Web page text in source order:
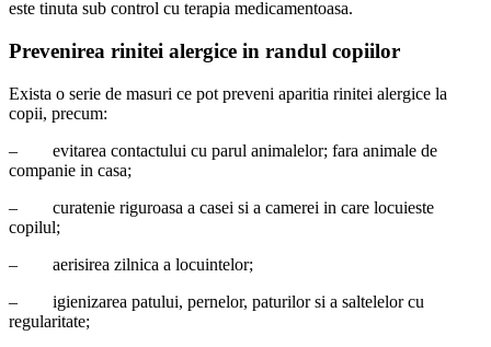
este tinuta sub control cu terapia medicamentoasa.
Prevenirea rinitei alergice in randul copiilor
Exista o serie de masuri ce pot preveni aparitia rinitei alergice la
copii, precum:
–
evitarea contactului cu parul animalelor; fara animale de
companie in casa;
–
curatenie riguroasa a casei si a camerei in care locuieste
copilul;
–
aerisirea zilnica a locuintelor;
–
igienizarea patului, pernelor, paturilor si a saltelelor cu
regularitate;